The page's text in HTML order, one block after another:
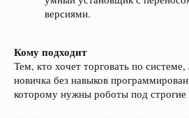
версиями.
Кому подходит
Тем, кто хочет торговать по
новичка без навыков
которому нужны роботы под строгие